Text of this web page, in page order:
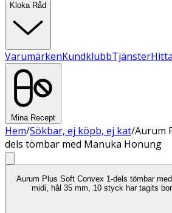
Kloka Råd
VarumärkenKundklubbTjänster
Mina Recept
Hem/Sökbar, ej köpb, ej kat/Aurum
dels tömbar med Manuka Honung
Aurum Plus Soft Convex 1-dels tömbar
midi, hål 35 mm, 10 styck har tagits